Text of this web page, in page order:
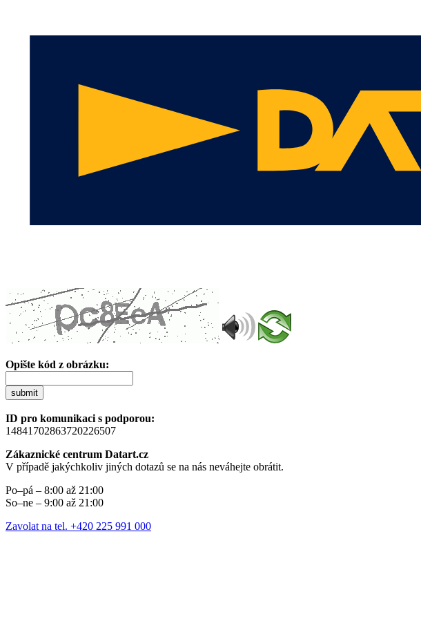
Opište kód z obrázku:
submit
ID pro komunikaci s podporou:
14841702863720226507
Zákaznické centrum Datart.cz
V případě jakýchkoliv jiných dotazů se na nás neváhejte obrátit.
Po–pá – 8:00 až 21:00
So–ne – 9:00 až 21:00
Zavolat na tel. +420 225 991 000